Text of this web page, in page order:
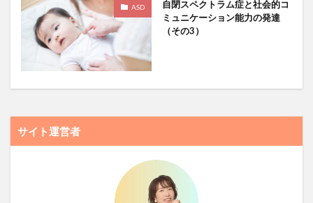
ASD
自閉スペクトラム症と社会的コ
ミュニケーション能力の発達
（その3）
サイト運営者